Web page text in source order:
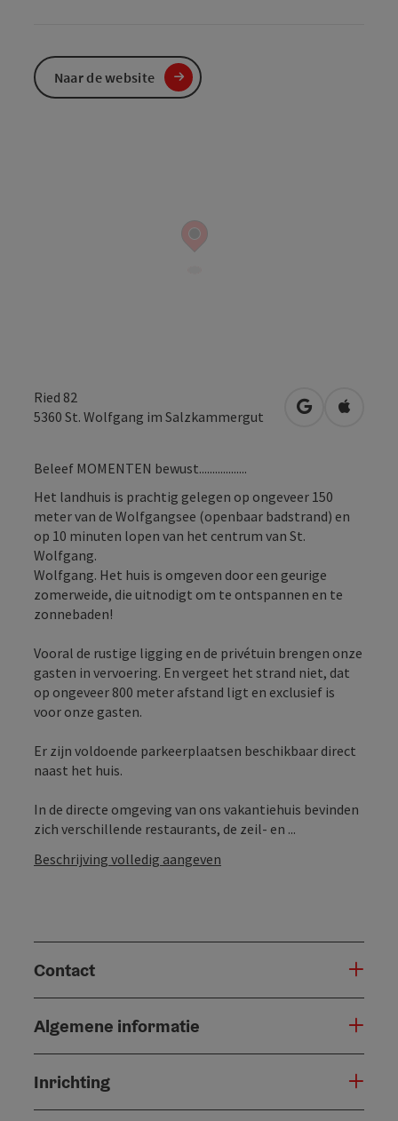
Ried 82
5360 St. Wolfgang im Salzkammergut Openen in
Beleef MOMENTEN bewust..................
Het landhuis is prachtig gelegen op ongeveer 150
meter van de Wolfgangsee (openbaar badstrand) en
op 10 minuten lopen van het centrum van St.
Wolfgang.
Wolfgang. Het huis is omgeven door een geurige
zomerweide, die uitnodigt om te ontspannen en te
zonnebaden!
Vooral de rustige ligging en de privétuin brengen onze
gasten in vervoering. En vergeet het strand niet, dat
op ongeveer 800 meter afstand ligt en exclusief is
voor onze gasten.
Er zijn voldoende parkeerplaatsen beschikbaar direct
naast het huis.
In de directe omgeving van ons vakantiehuis bevinden
zich verschillende restaurants, de zeil- en ...
Beschrijving volledig aangeven
Contact
Algemene informatie
Inrichting
Naar de website